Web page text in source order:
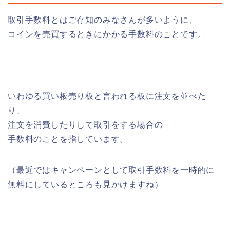
取引手数料とはご存知のみなさんが多いように、
コインを売買するときにかかる手数料のことです。
いわゆる買い板売り板と言われる板に注文を並べた
り、
注文を消費したりして取引をする場合の
手数料のことを指しています。
（最近ではキャンペーンとして取引手数料を一時的に
無料にしているところも見かけますね）